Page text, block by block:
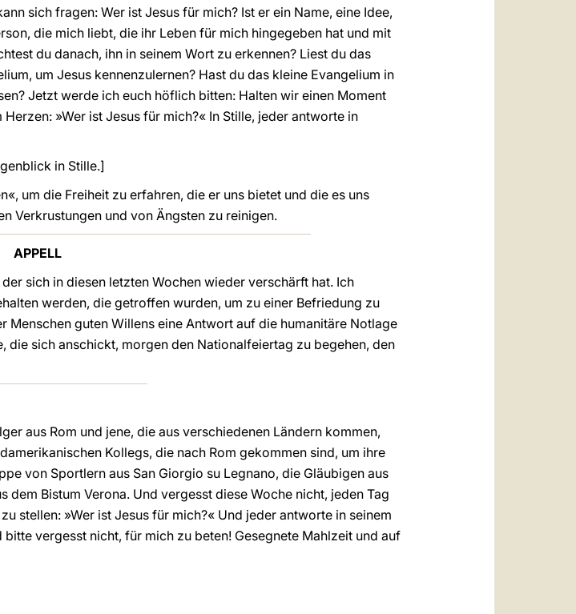
sich fragen: Wer ist Jesus für mich? Ist er ein Name, eine Idee,
die mich liebt, die ihr Leben für mich hingegeben hat und mit
du danach, ihn in seinem Wort zu erkennen? Liest du das
um Jesus kennenzulernen? Hast du das kleine Evangelium in
Jetzt werde ich euch höflich bitten: Halten wir einen Moment
»Wer ist Jesus für mich?« In Stille, jeder antworte in
in Stille.]
um die Freiheit zu erfahren, die er uns bietet und die es uns
Verkrustungen und von Ängsten zu reinigen.
APPELL
sich in diesen letzten Wochen wieder verschärft hat. Ich
werden, die getroffen wurden, um zu einer Befriedung zu
guten Willens eine Antwort auf die humanitäre Notlage
die sich anschickt, morgen den Nationalfeiertag zu begehen, den
aus Rom und jene, die aus verschiedenen Ländern kommen,
Kollegs, die nach Rom gekommen sind, um ihre
von Sportlern aus San Giorgio su Legnano, die Gläubigen aus
Bistum Verona. Und vergesst diese Woche nicht, jeden Tag
stellen: »Wer ist Jesus für mich?« Und jeder antworte in seinem
vergesst nicht, für mich zu beten! Gesegnete Mahlzeit und auf